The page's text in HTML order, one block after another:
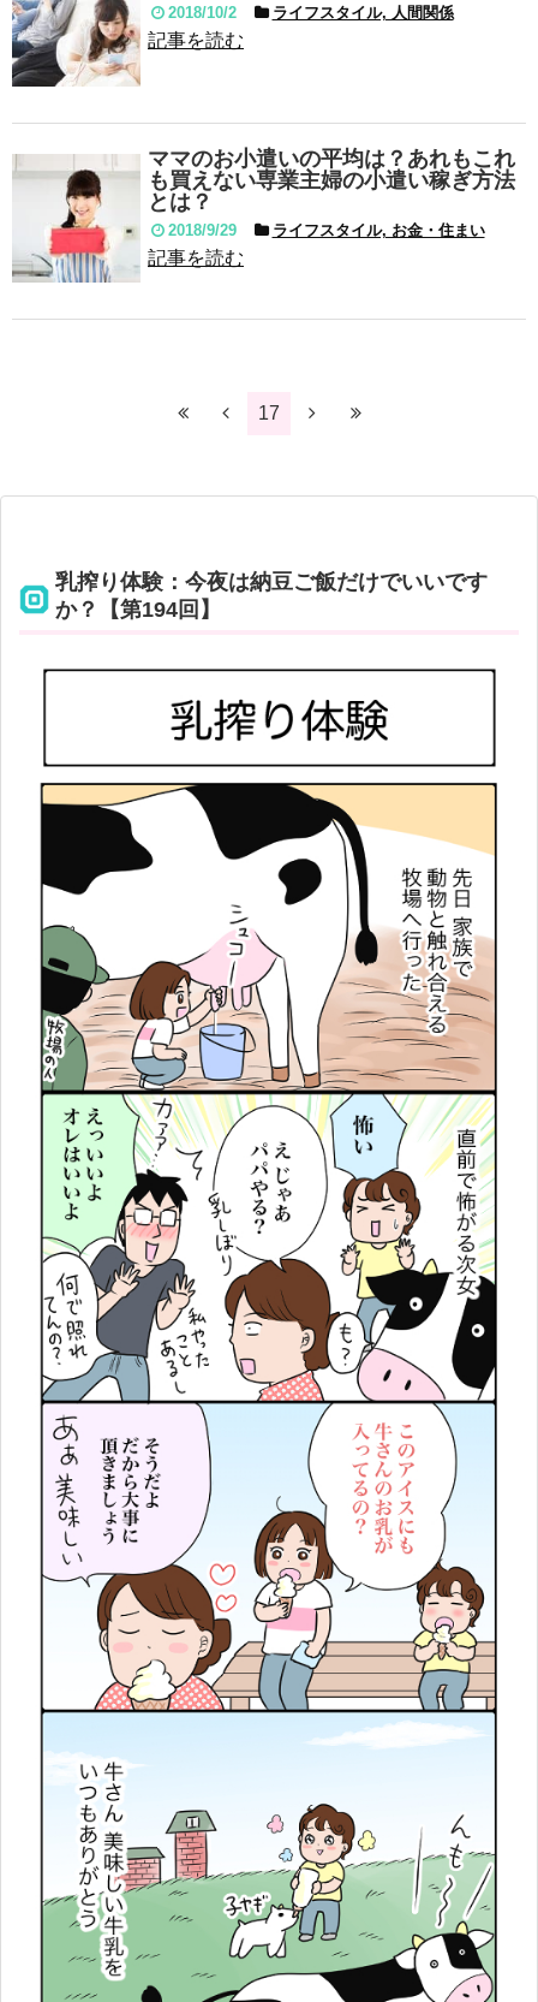
2018/10/2 ライフスタイル, 人間関係
記事を読む
ママのお小遣いの平均は？あれもこれ
も買えない専業主婦の小遣い稼ぎ方法
とは？
2018/9/29 ライフスタイル, お金・住まい
記事を読む
17
乳搾り体験：今夜は納豆ご飯だけでいいです
か？【第194回】